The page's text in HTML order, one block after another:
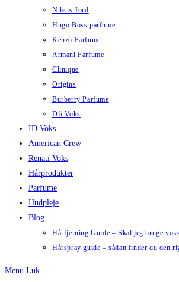
Nilens Jord
Hugo Boss parfume
Kenzo Parfume
Armani Parfume
Clinique
Origins
Burberry Parfume
Dfi Voks
ID Voks
American Crew
Renati Voks
Hårprodukter
Parfume
Hudpleje
Blog
Hårfjerning Guide – Skal jeg bruge
Hårspray guide – sådan finder du den
Menu Luk